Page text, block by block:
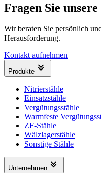
Fragen Sie
Wir beraten Sie persönlich
Herausforderung.
Kontakt aufnehmen
Produkte
Nitrierstähle
Einsatzstähle
Vergütungsstähle
Warmfeste
ZF-Stähle
Wälzlagerstähle
Sonstige Stähle
Unternehmen